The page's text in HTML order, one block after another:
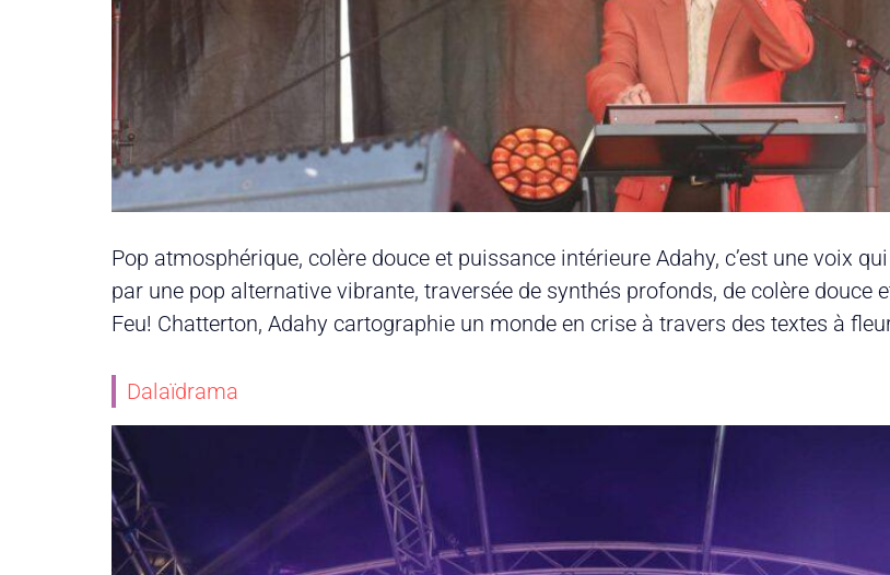
Pop atmosphérique, colère douce et puissance intérieure Adahy, c’est une voix
par une pop alternative vibrante, traversée de synthés profonds, de colère douce
Feu! Chatterton, Adahy cartographie un monde en crise à travers des textes à
Dalaïdrama